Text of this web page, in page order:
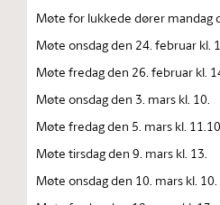
Møte for lukkede dører mandag
Møte onsdag den 24. februar kl.
Møte fredag den 26. februar kl.
Møte onsdag den 3. mars kl. 10.
Møte fredag den 5. mars kl.
Møte tirsdag den 9. mars kl. 13.
Møte onsdag den 10. mars kl. 10.